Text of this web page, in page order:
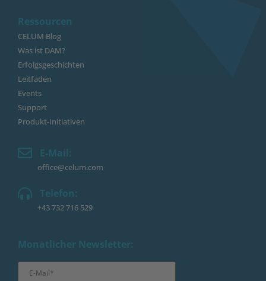
Ressourcen
CELUM Blog
Was ist DAM?
Erfolgsgeschichten
Leitfaden
Events
Support
Produkt-Initiativen
E-Mail:
office@celum.com
Telefon:
+43 732 716 529
Monatlicher Newsletter: